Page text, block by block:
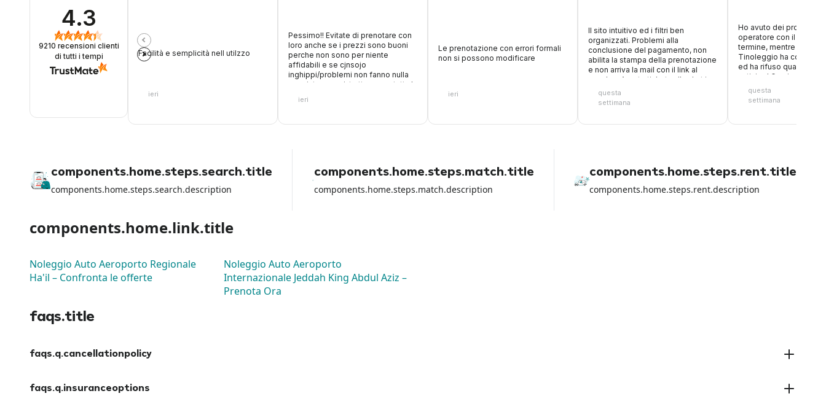
4.3
9210 recensioni clienti
di tutti i tempi
Facilità e semplicità nell utilzzo
ieri
Pessimo!! Evitate di prenotare con
loro anche se i prezzi sono buoni
perche non sono per niente
affidabili e se cjnsojo
inghippi/problemi non fanno nulla
oer aiutare, anzi, trattengono tutta la
accettano carte di debito, paghi
accettano la carta con cui hai
loro non hanno fatto NULLA per
aiutarmi a parte girare la colpa sul
rental car dell aeroporto.
ieri
Le prenotazione con errori formali
non si possono modificare
ieri
Il sito intuitivo ed i filtri ben
organizzati. Problemi alla
conclusione del pagamento, non
abilita la stampa della prenotazione
e non arriva la mail con il link al
voucher. Aperto ticket sulla chat in
attesa risposta
questa
settimana
Ho avuto dei problemi
operatore con il
termine, mentre ero in
Tinoleggio ha
ed ha rifuso quanto
anticipo! Grazie ancora
questa
settimana
components.home.steps.search.title
components.home.steps.search.description
components.home.steps.match.title
components.home.steps.match.description
components.home.steps.rent.title
components.home.steps.rent.description
components.home.link.title
Noleggio Auto Aeroporto Regionale
Ha'il – Confronta le offerte
Noleggio Auto Aeroporto
Internazionale Jeddah King Abdul Aziz –
Prenota Ora
faqs.title
faqs.q.cancellationpolicy
faqs.q.insuranceoptions